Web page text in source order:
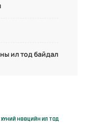
ил тод байдал
ХҮНИЙ НӨӨЦИЙН ИЛ ТОД